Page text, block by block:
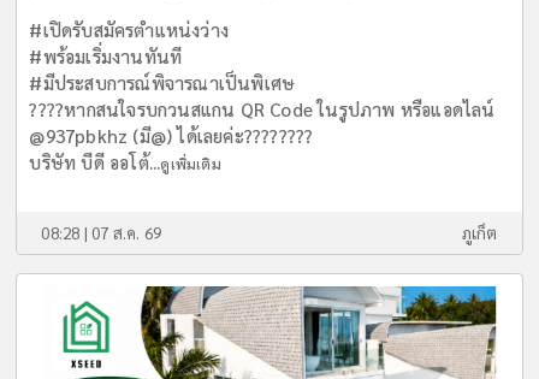
#เปิดรับสมัครตำแหน่งว่าง
#พร้อมเริ่มงานทันที
#มีประสบการณ์พิจารณาเป็นพิเศษ
????หากสนใจรบกวนสแกน QR Code ในรูปภาพ หรือแอดไลน์
@937pbkhz (มี@) ได้เลยค่ะ????????
บริษัท บีดี ออโต้...ดูเพิ่มเติม
08:28 | 07 ส.ค. 69 ภูเก็ต